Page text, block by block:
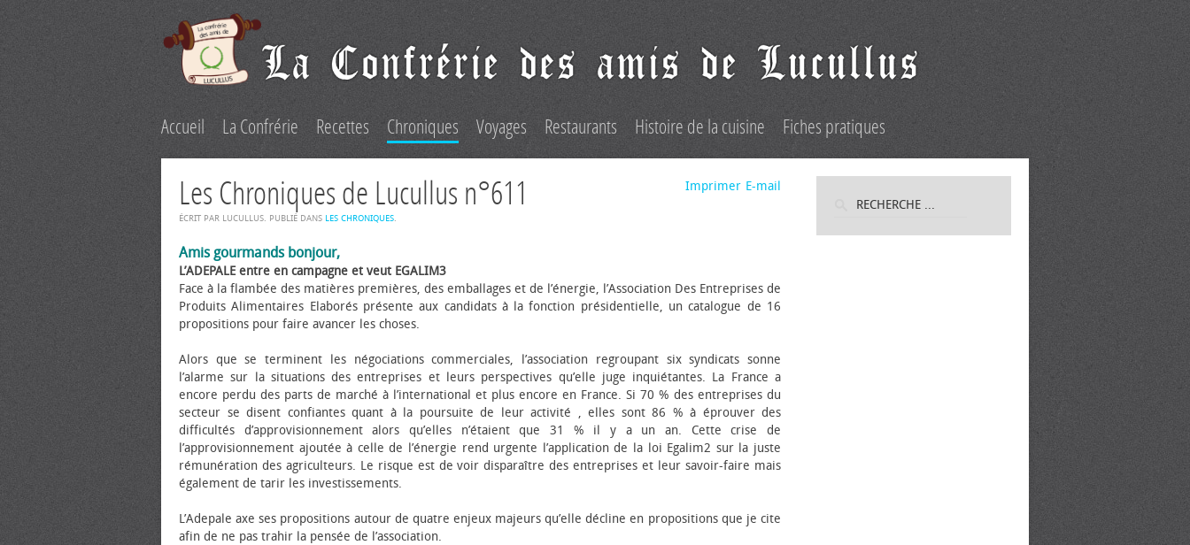
Accueil La Confrérie Recettes Chroniques Voyages Restaurants Histoire de la cuisine Fiches pratiques
E-mail
Imprimer
Les Chroniques de Lucullus n°611
ÉCRIT PAR LUCULLUS. PUBLIÉ DANS LES CHRONIQUES.
Amis gourmands bonjour,
L’ADEPALE entre en campagne et veut EGALIM3
Face à la flambée des matières premières, des emballages et de l’énergie, l’Association Des Entreprises de
Produits Alimentaires Elaborés présente aux candidats à la fonction présidentielle, un catalogue de 16
propositions pour faire avancer les choses.
Alors que se terminent les négociations commerciales, l’association regroupant six syndicats sonne
l’alarme sur la situations des entreprises et leurs perspectives qu’elle juge inquiétantes. La France a
encore perdu des parts de marché à l’international et plus encore en France. Si 70 % des entreprises du
secteur se disent confiantes quant à la poursuite de leur activité , elles sont 86 % à éprouver des
difficultés d’approvisionnement alors qu’elles n’étaient que 31 % il y a un an. Cette crise de
l’approvisionnement ajoutée à celle de l’énergie rend urgente l’application de la loi Egalim2 sur la juste
rémunération des agriculteurs. Le risque est de voir disparaître des entreprises et leur savoir-faire mais
également de tarir les investissements.
L’Adepale axe ses propositions autour de quatre enjeux majeurs qu’elle décline en propositions que je cite
afin de ne pas trahir la pensée de l’association.